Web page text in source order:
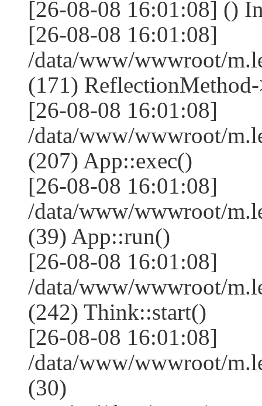
[26-08-08 16:01:08] ()
[26-08-08 16:01:08]
/data/www/wwwroot/
(171)
[26-08-08 16:01:08]
/data/www/wwwroot/
(207) App::exec()
[26-08-08 16:01:08]
/data/www/wwwroot/
(39) App::run()
[26-08-08 16:01:08]
/data/www/wwwroot/
(242) Think::start()
[26-08-08 16:01:08]
/data/www/wwwroot/
(30)